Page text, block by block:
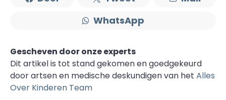
WhatsApp
Gescheven door onze experts
Dit artikel is tot stand gekomen en goedgekeurd
door artsen en medische deskundigen van het Alles
Over Kinderen Team